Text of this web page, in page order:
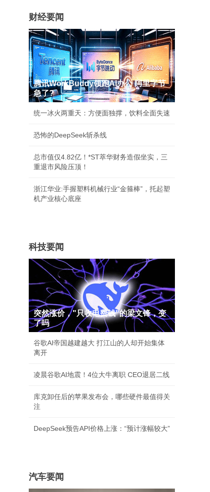
财经要闻
腾讯WorkBuddy领跑AI办公 阿里字节
急了?
统一冰火两重天：方便面独撑，饮料全面失速
恐怖的DeepSeek斩杀线
总市值仅4.82亿！*ST萃华财务造假坐实，三
重退市风险压顶！
浙江华业:手握塑料机械行业“金箍棒”，托起塑
机产业核心底座
科技要闻
突然涨价，"只收电费钱"的梁文锋，变
了吗
谷歌AI帝国越建越大 打江山的人却开始集体
离开
凌晨谷歌AI地震！4位大牛离职 CEO退居二线
库克卸任后的苹果发布会，哪些硬件最值得关
注
DeepSeek预告API价格上涨：“预计涨幅较大”
汽车要闻